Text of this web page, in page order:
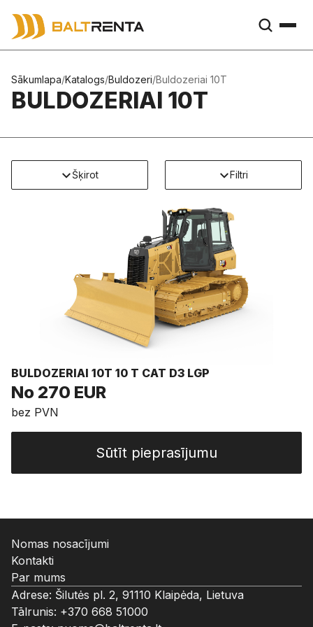
Sākumlapa/Katalogs/Buldozeri/Buldozeriai 10T
BULDOZERIAI 10T
Šķirot Filtri
BULDOZERIAI 10T 10 T CAT D3 LGP
No 270 EUR
bez PVN
Sūtīt pieprasījumu
Nomas nosacījumi
Kontakti
Par mums
Adrese: Šilutės pl. 2, 91110 Klaipėda, Lietuva
Tālrunis: +370 668 51000